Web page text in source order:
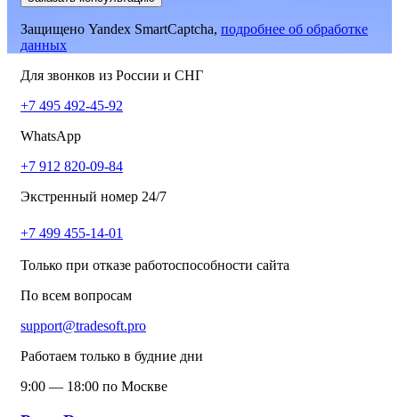
Защищено Yandex SmartCaptcha, подробнее об обработке
данных
Для звонков из России и СНГ
+7 495 492-45-92
WhatsApp
+7 912 820-09-84
Экстренный номер 24/7
+7 499 455-14-01
Только при отказе работоспособности сайта
По всем вопросам
support@tradesoft.pro
Работаем только в будние дни
9:00 — 18:00 по Москве